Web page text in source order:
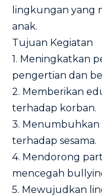
lingkungan yang
anak.
Tujuan Kegiatan
1. Meningkatkan
pengertian dan
2. Memberikan
terhadap korban.
3. Menumbuhkan
terhadap sesama.
4. Mendorong
mencegah
5. Mewujudkan